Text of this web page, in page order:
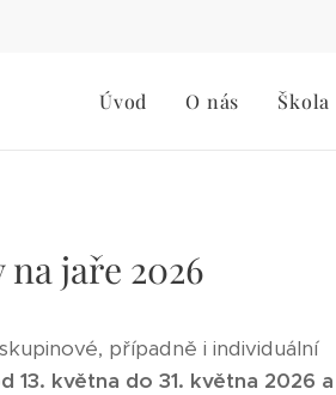
Úvod O nás Škola
jaře 2026
případně i individuální
13. května do 31. května 2026 a